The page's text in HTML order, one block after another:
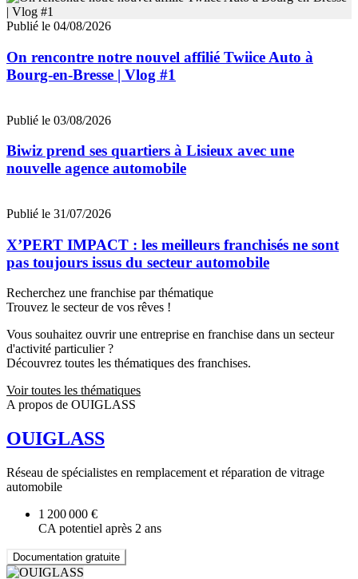
Publié le 04/08/2026
On rencontre notre nouvel affilié Twiice Auto à
Bourg-en-Bresse | Vlog #1
Publié le 03/08/2026
Biwiz prend ses quartiers à Lisieux avec une
nouvelle agence automobile
Publié le 31/07/2026
X’PERT IMPACT : les meilleurs franchisés ne sont
pas toujours issus du secteur automobile
Recherchez une franchise par thématique
Trouvez le secteur de vos rêves !
Vous souhaitez ouvrir une entreprise en franchise dans un secteur
d'activité particulier ?
Découvrez toutes les thématiques des franchises.
Voir toutes les thématiques
A propos de OUIGLASS
OUIGLASS
Réseau de spécialistes en remplacement et réparation de vitrage
automobile
1 200 000 €
CA potentiel après 2 ans
Documentation gratuite